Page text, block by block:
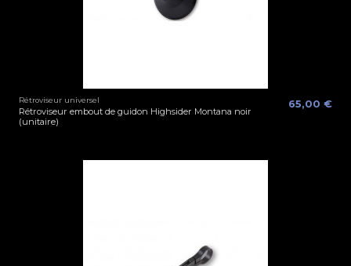
Rétroviseur universel
Rétroviseur embout de guidon Highsider Montana noir
(unitaire)
65,00 €